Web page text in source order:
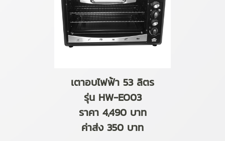
เตาอบไฟฟ้า 53 ลิตร
รุ่น HW-EO03
ราคา 4,490 บาท
ค่าส่ง 350 บาท